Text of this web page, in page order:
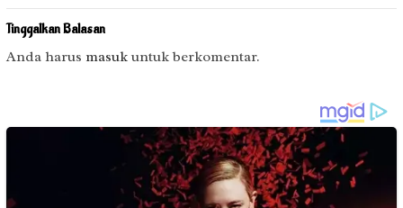
Tinggalkan Balasan
Anda harus masuk untuk berkomentar.